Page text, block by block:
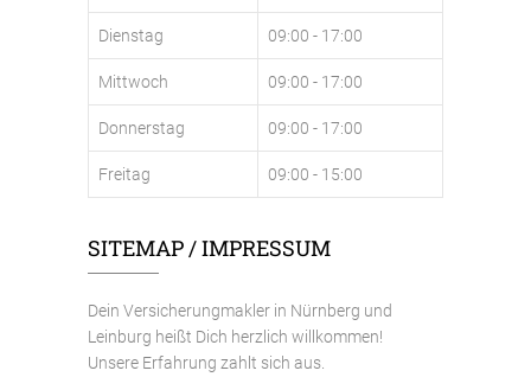
Dienstag 09:00 - 17:00
Mittwoch 09:00 - 17:00
Donnerstag 09:00 - 17:00
Freitag 09:00 - 15:00
SITEMAP / IMPRESSUM
Dein Versicherungmakler in Nürnberg und
Leinburg heißt Dich herzlich willkommen!
Unsere Erfahrung zahlt sich aus.